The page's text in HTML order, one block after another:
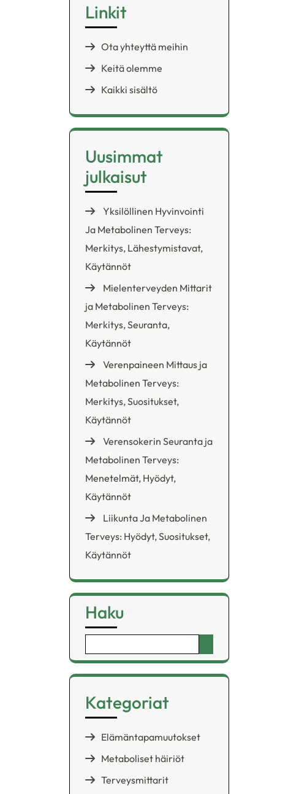
Linkit
Ota yhteyttä meihin
Keitä olemme
Kaikki sisältö
Uusimmat
julkaisut
Yksilöllinen Hyvinvointi
Ja Metabolinen Terveys:
Merkitys, Lähestymistavat,
Käytännöt
Mielenterveyden Mittarit
ja Metabolinen Terveys:
Merkitys, Seuranta,
Käytännöt
Verenpaineen Mittaus ja
Metabolinen Terveys:
Merkitys, Suositukset,
Käytännöt
Verensokerin Seuranta ja
Metabolinen Terveys:
Menetelmät, Hyödyt,
Käytännöt
Liikunta Ja Metabolinen
Terveys: Hyödyt, Suositukset,
Käytännöt
Haku
for:
Kategoriat
Elämäntapamuutokset
Metaboliset häiriöt
Terveysmittarit